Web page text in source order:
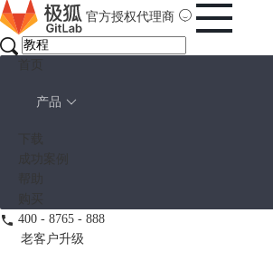
官方授权代理商
产品
400 - 8765 - 888
老客户升级